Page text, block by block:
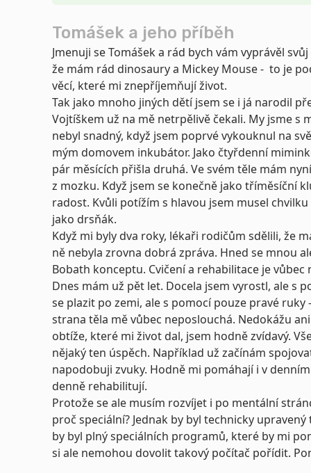
Tomášek a jeho příběh
Jmenuji se Tomášek a rád bych vám vyprávěl
že mám rád dinosaury a Mickey Mouse - to je
věcí, které mi znepříjemňují život.
Tak jako mnoho jiných dětí jsem se i já narodil
Vojtíškem už na mě netrpělivě čekali. My jsme s
nebyl snadný, když jsem poprvé vykouknul na
mým domovem inkubátor. Jako čtyřdenní
pár měsících přišla druhá. Ve svém těle mám
z mozku. Když jsem se konečně jako tříměsíční
radost. Kvůli potížím s hlavou jsem musel
jako drsňák.
Když mi byly dva roky, lékaři rodičům sdělili, že
ně nebyla zrovna dobrá zpráva. Hned se mnou
Bobath konceptu. Cvičení a rehabilitace je vůbec
Dnes mám už pět let. Docela jsem vyrostl, ale s
se plazit po zemi, ale s pomocí pouze pravé
strana těla mě vůbec neposlouchá. Nedokážu
obtíže, které mi život dal, jsem hodně zvídavý.
nějaký ten úspěch. Například už začínám
napodobuji zvuky. Hodně mi pomáhají i v
denně rehabilitují.
Protože se ale musím rozvíjet i po mentální
proč speciální? Jednak by byl technicky
by byl plný speciálních programů, které by mi
si ale nemohou dovolit takový počítač pořídit.